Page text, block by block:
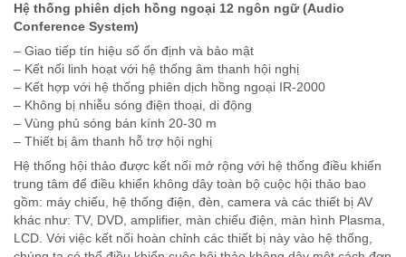
Hệ thống phiên dịch hồng ngoại 12 ngôn ngữ (Audio
Conference System)
– Giao tiếp tín hiệu số ổn định và bảo mật
– Kết nối linh hoạt với hệ thống âm thanh hội nghị
– Kết hợp với hệ thống phiên dịch hồng ngoại IR-2000
– Không bị nhiễu sóng điện thoại, di động
– Vùng phủ sóng bán kính 20-30 m
– Thiết bị âm thanh hỗ trợ hội nghị
Hệ thống hội thảo được kết nối mở rộng với hệ thống điều khiển
trung tâm để điều khiển không dây toàn bộ cuộc hội thảo bao
gồm: máy chiếu, hệ thống điện, đèn, camera và các thiết bị AV
khác như: TV, DVD, amplifier, màn chiếu điện, màn hình Plasma,
LCD. Với việc kết nối hoàn chỉnh các thiết bị này vào hệ thống,